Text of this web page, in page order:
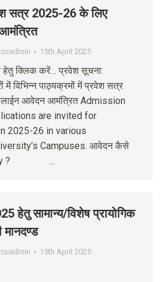
सत्र 2025-26 के लिए
15th April 2025
क्लिक करें… प्रवेश सूचना:
में विभिन्न पाठ्यक्रमों में प्रवेश सत्र
आवेदन आमंत्रित Admission
are invited for
2025-26 in various
Campuses. आवेदन कैसे
? …
हेतु सामान्‍य/विशेष प्रायोगिक
मानदण्‍ड
15th April 2025